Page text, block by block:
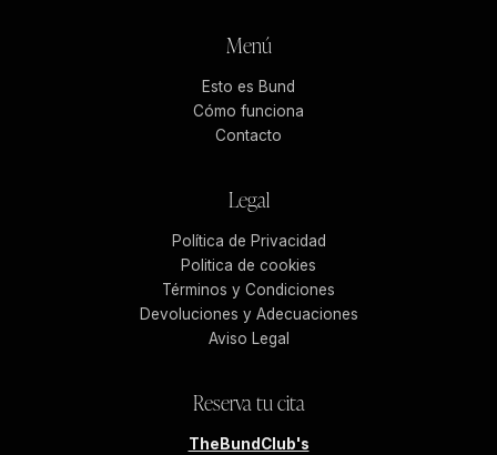
Menú
Esto es Bund
Cómo funciona
Contacto
Legal
Política de Privacidad
Politica de cookies
Términos y Condiciones
Devoluciones y Adecuaciones
Aviso Legal
Reserva tu cita
TheBundClub's